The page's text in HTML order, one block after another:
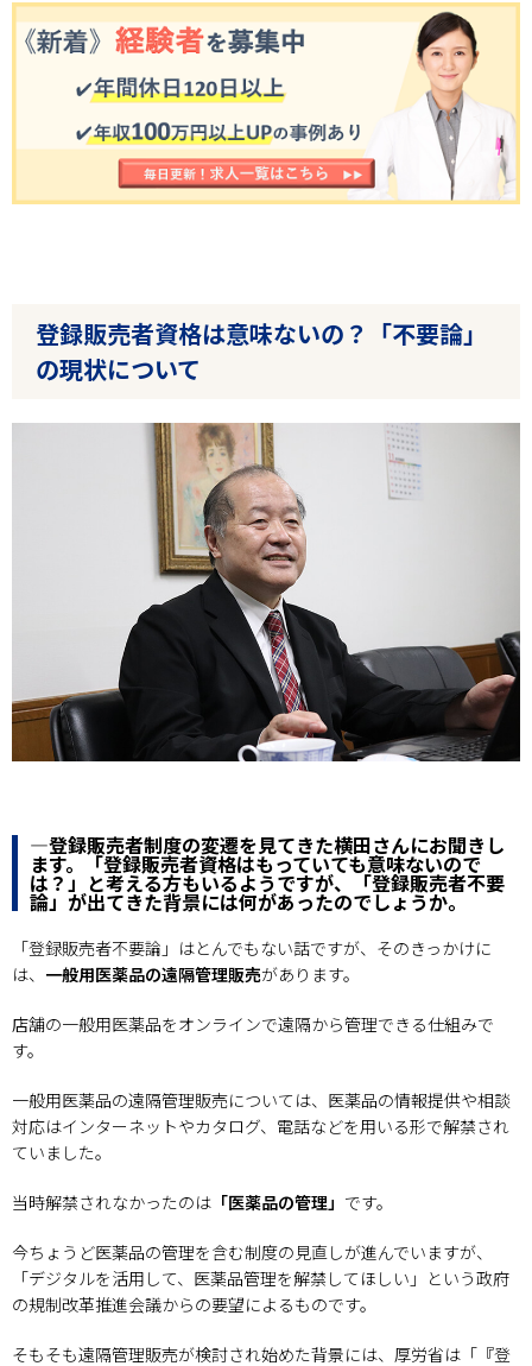
登録販売者資格は意味ないの？「不要論」
の現状について
―登録販売者制度の変遷を見てきた横田さんにお聞きし
ます。「登録販売者資格はもっていても意味ないので
は？」と考える方もいるようですが、「登録販売者不要
論」が出てきた背景には何があったのでしょうか。
「登録販売者不要論」はとんでもない話ですが、そのきっかけに
は、 一般用医薬品の遠隔管理販売があります。
店舗の一般用医薬品をオンラインで遠隔から管理できる仕組みで
す。
一般用医薬品の遠隔管理販売については、医薬品の情報提供や相談
対応はインターネットやカタログ、電話などを用いる形で解禁され
ていました。
当時解禁されなかったのは 「医薬品の管理」 です。
今ちょうど医薬品の管理を含む制度の見直しが進んでいますが、
「デジタルを活用して、医薬品管理を解禁してほしい」という政府
の規制改革推進会議からの要望によるものです。
そもそも遠隔管理販売が検討され始めた背景には、厚労省は「『登